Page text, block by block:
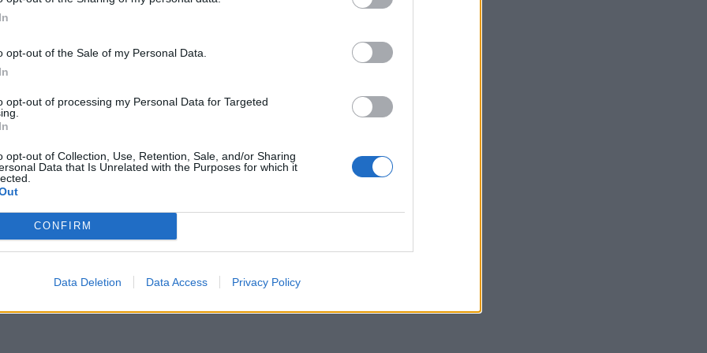
opt-out of the Sale of my Personal Data.
opt-out of processing my Personal Data for Targeted
opt-out of Collection, Use, Retention, Sale, and/or Sharing
Data that Is Unrelated with the Purposes for which it
CONFIRM
Data Deletion Data Access Privacy Policy
felújításával, a beázási problémák
megújulnak a keresztalagút utasforgalmi terei.
gyalogos-aluljáróját és a váci vágányokkal
összekötő és jelenleg nem működő liftet is
megközelítésére új rámpa épül.
vezető-, úgynevezett taktilis sáv készül,
Országos Szövetsége segítette. Ennek
meg, várhatóan 2022-ben fejeződik be - áll a